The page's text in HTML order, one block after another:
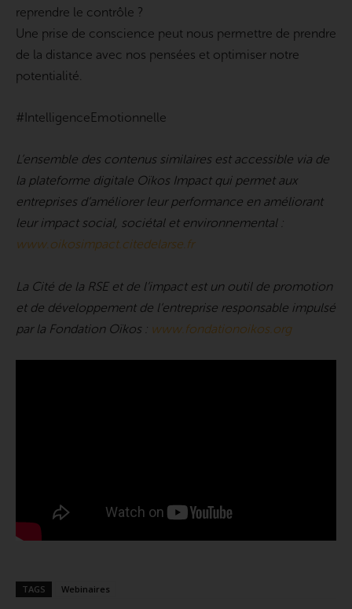
reprendre le contrôle ?
Une prise de conscience peut nous permettre de prendre
de la distance avec nos pensées et optimiser notre
potentialité.
#IntelligenceEmotionnelle
L’ensemble des contenus similaires est accessible via de
la plateforme digitale Oïkos Impact qui permet aux
entreprises d’améliorer leur performance en améliorant
leur impact social, sociétal et environnemental :
www.oikosimpact.citedelarse.fr
La Cité de la RSE et de l’impact est un outil de promotion
et de développement de l’entreprise responsable impulsé
par la Fondation Oïkos : www.fondationoikos.org
TAGS Webinaires